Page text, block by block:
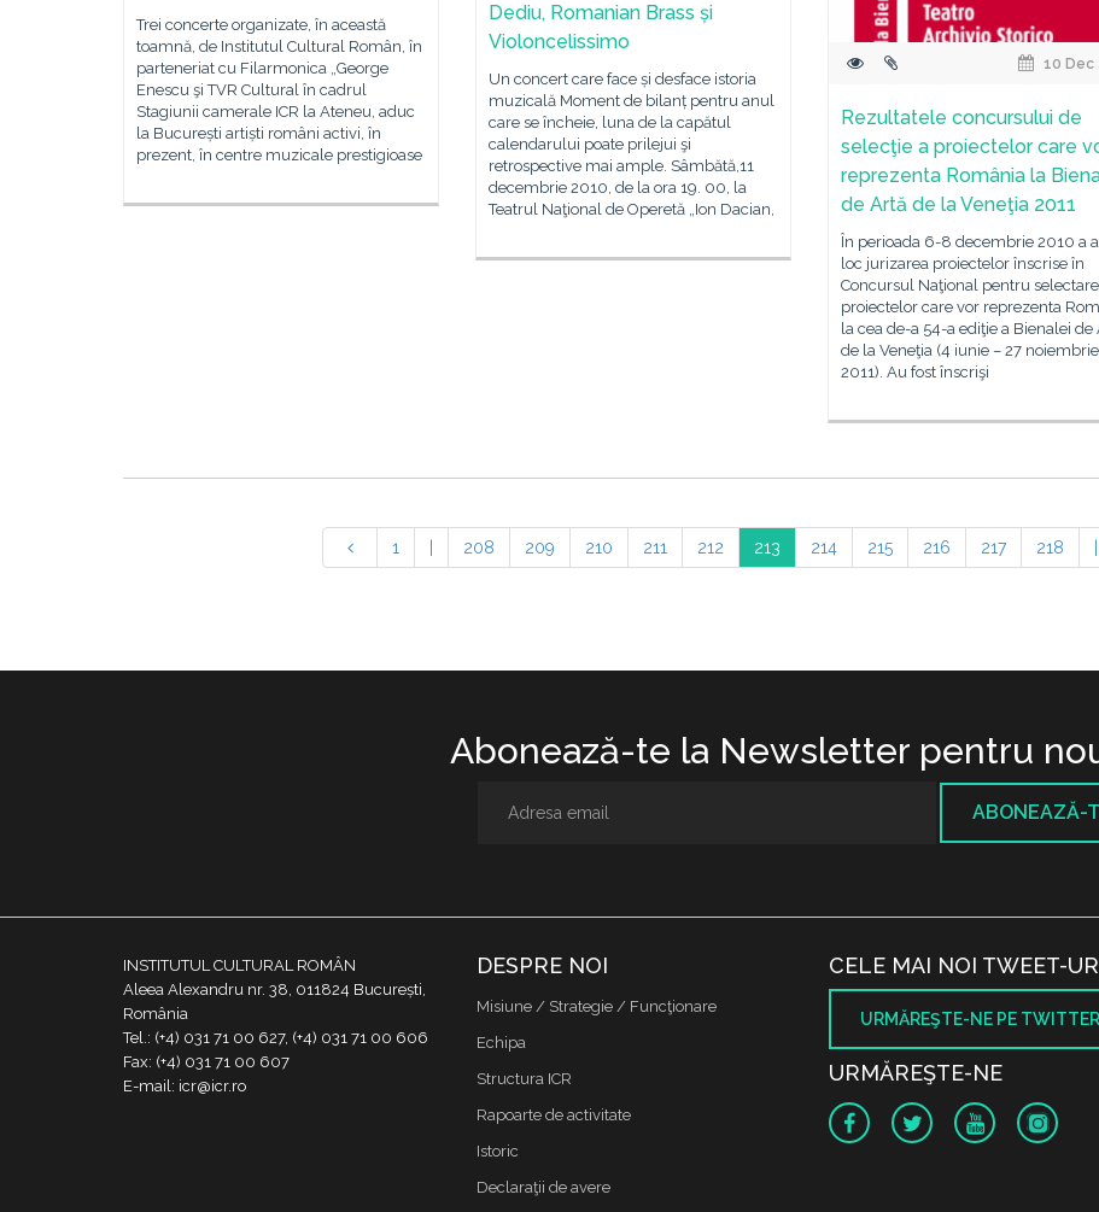
Trei concerte organizate, în această
toamnă, de Institutul Cultural Român, în
parteneriat cu Filarmonica „George
Enescu şi TVR Cultural în cadrul
Stagiunii camerale ICR la Ateneu, aduc
la București artiști români activi, în
prezent, în centre muzicale prestigioase
Dediu, Romanian Brass și
Violoncelissimo
Un concert care face și desface istoria
muzicală Moment de bilanț pentru anul
care se încheie, luna de la capătul
calendarului poate prilejui şi
retrospective mai ample. Sâmbătă,11
decembrie 2010, de la ora 19. 00, la
Teatrul Naţional de Operetă „Ion Dacian,
10 Dec
Rezultatele concursului de
selecţie a proiectelor care
reprezenta România la
de Artă de la Veneţia 2011
În perioada 6-8 decembrie 2010 a
loc jurizarea proiectelor înscrise în
Concursul Naţional pentru
proiectelor care vor reprezenta
la cea de-a 54-a ediţie a Bienalei de
de la Veneţia (4 iunie – 27 noiembrie
2011). Au fost înscrişi
1 208 209 210 211 212 213 214 215 216 217 218
Abonează-te la Newsletter pentru
ABONEAZĂ-
INSTITUTUL CULTURAL ROMÂN
Aleea Alexandru nr. 38, 011824 București,
România
Tel.: (+4) 031 71 00 627, (+4) 031 71 00 606
Fax: (+4) 031 71 00 607
E-mail: icr@icr.ro
DESPRE NOI
Misiune / Strategie / Funcţionare
Echipa
Structura ICR
Rapoarte de activitate
Istoric
Declaraţii de avere
CELE MAI NOI TWEET-
URMĂREŞTE-NE PE TWITTER
URMĂREŞTE-NE